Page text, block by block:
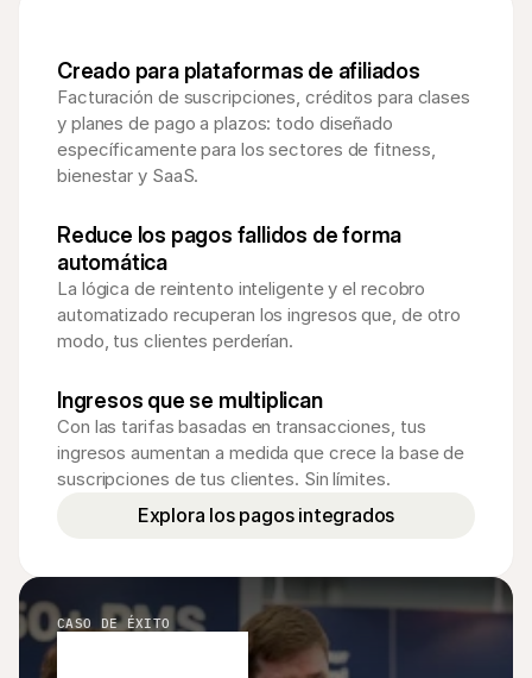
Creado para plataformas de afiliados
Facturación de suscripciones, créditos para clases
y planes de pago a plazos: todo diseñado
específicamente para los sectores de fitness,
bienestar y SaaS.
Reduce los pagos fallidos de forma
automática
La lógica de reintento inteligente y el recobro
automatizado recuperan los ingresos que, de otro
modo, tus clientes perderían.
Ingresos que se multiplican
Con las tarifas basadas en transacciones, tus
ingresos aumentan a medida que crece la base de
suscripciones de tus clientes. Sin límites.
Explora los pagos integrados
CASO DE ÉXITO